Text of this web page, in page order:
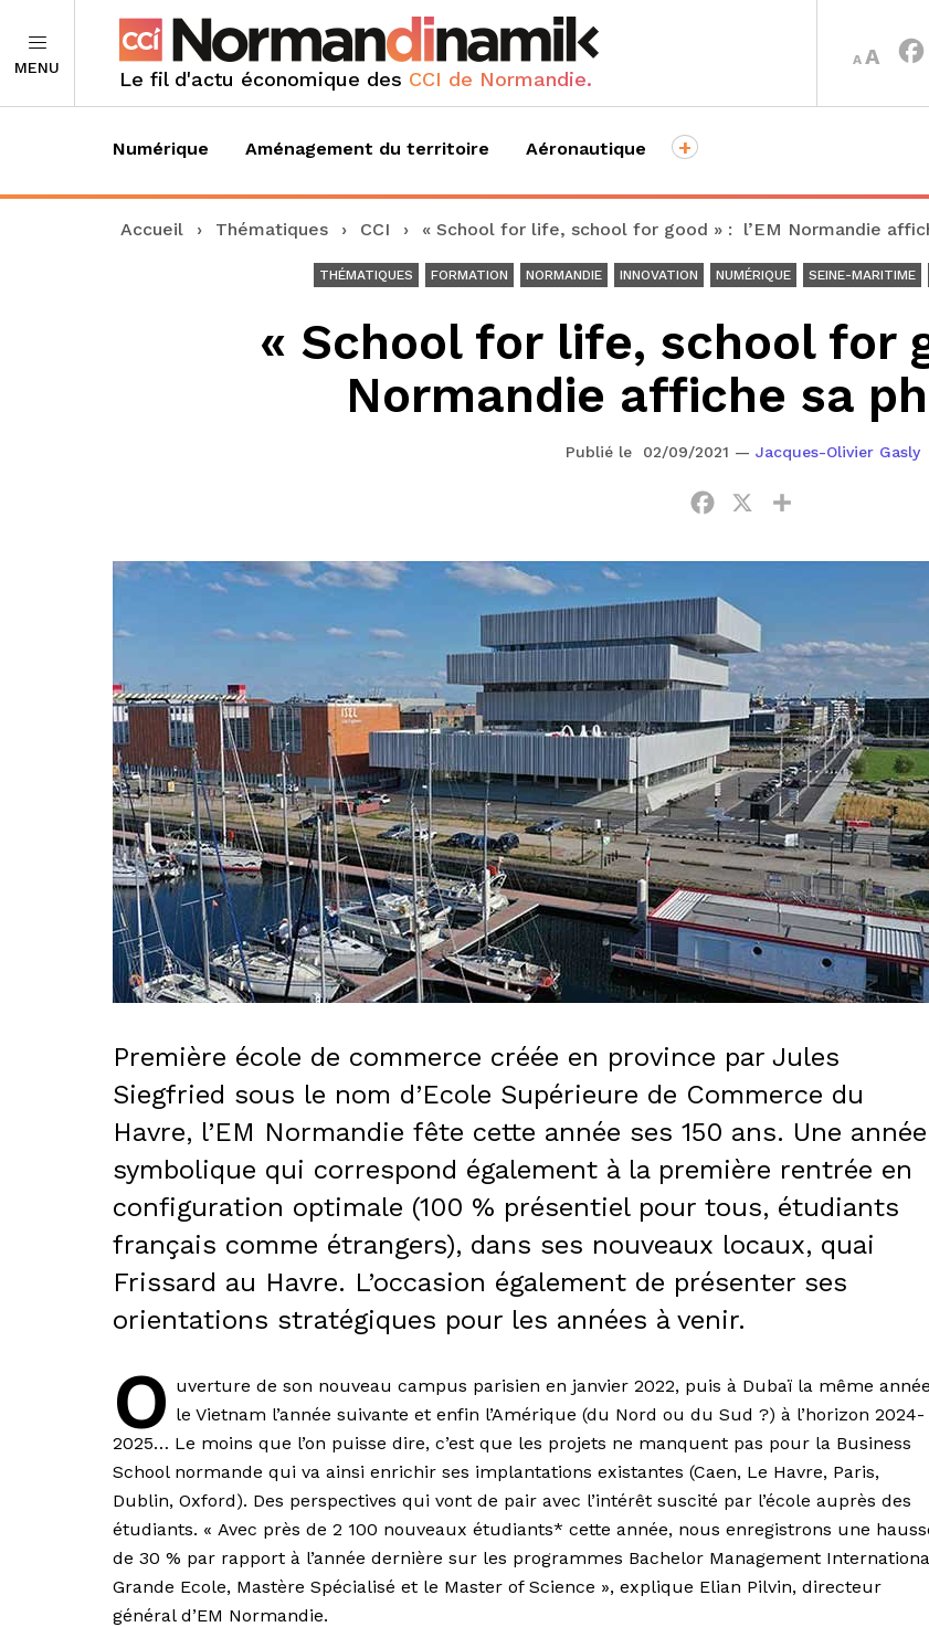
MENU Le fil d'actu économique des CCI de Normandie.
A
DECREASE
FONT
A
Numérique Aménagement du territoire Aéronautique +
Accueil › Thématiques › CCI › « School for life, school for good » : l’EM Normandie
THÉMATIQUES FORMATION NORMANDIE INNOVATION NUMÉRIQUE SEINE-MARITIME
« School for life, school for
Normandie affiche sa
Publié le 02/09/2021 — Jacques-Olivier Gasly
Facebook
Première école de commerce créée en province par Jules
Siegfried sous le nom d’Ecole Supérieure de Commerce du
Havre, l’EM Normandie fête cette année ses 150 ans. Une année
symbolique qui correspond également à la première rentrée en
configuration optimale (100 % présentiel pour tous, étudiants
français comme étrangers), dans ses nouveaux locaux, quai
Frissard au Havre. L’occasion également de présenter ses
orientations stratégiques pour les années à venir.
O uverture de son nouveau campus parisien en janvier 2022, puis à Dubaï la même
le Vietnam l’année suivante et enfin l’Amérique (du Nord ou du Sud ?) à l’horizon 2024-
2025… Le moins que l’on puisse dire, c’est que les projets ne manquent pas pour la Business
School normande qui va ainsi enrichir ses implantations existantes (Caen, Le Havre, Paris,
Dublin, Oxford). Des perspectives qui vont de pair avec l’intérêt suscité par l’école auprès des
étudiants. « Avec près de 2 100 nouveaux étudiants* cette année, nous enregistrons une
de 30 % par rapport à l’année dernière sur les programmes Bachelor Management
Grande Ecole, Mastère Spécialisé et le Master of Science », explique Elian Pilvin, directeur
général d’EM Normandie.